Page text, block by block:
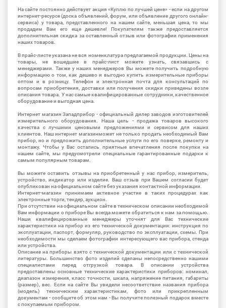
На сайте постоянно действует акция «Куплю по лучшей цене» - если на другом
интернет-ресурсе (доска объявлений, форум, или объявление другого онлайн-
сервиса) у товара, представленного на нашем сайте, меньшая цена, то мы
продадим Вам его еще дешевле! Покупателям также предоставляется
дополнительная скидка за оставленный отзыв или фотографии применения
наших товаров.
В прайс-листе указана не вся номенклатура предлагаемой продукции. Цены на
товары, не вошедшие в прайс-лист можете узнать, связавшись с
менеджерами. Также у наших менеджеров Вы можете получить подробную
информацию о том, как дешево и выгодно купить измерительные приборы
оптом и в розницу. Телефон и электронная почта для консультаций по
вопросам приобретения, доставки или получения скидки приведены возле
описания товара. У нас самые квалифицированные сотрудники, качественное
оборудование и выгодная цена.
Интернет магазин Западприбор - официальный дилер заводов изготовителей
измерительного оборудования. Наша цель - продажа товаров высокого
качества с лучшими ценовыми предложениями и сервисом для наших
клиентов. Наш интернет магазинможет не только продать необходимый Вам
прибор, но и предложить дополнительные услуги по его поверке, ремонту и
монтажу. Чтобы у Вас остались приятные впечатления после покупки на
нашем сайте, мы предусмотрели специальные гарантированные подарки к
самым популярным товарам.
Вы можете оставить отзывы на приобретенный у нас прибор, измеритель,
устройство, индикатор или изделие. Ваш отзыв при Вашем согласии будет
опубликован на официальном сайте без указания контактной информации.
Интернет-магазин принимаем активное участие в таких процедурах как
электронные торги, тендер, аукцион.
При отсутствии на официальном сайте в техническом описании необходимой
Вам информации о приборе Вы всегда можете обратиться к нам за помощью.
Наши квалифицированные менеджеры уточнят для Вас технические
характеристики на прибор из его технической документации: инструкция по
эксплуатации, паспорт, формуляр, руководство по эксплуатации, схемы. При
необходимости мы сделаем фотографии интересующего вас прибора, стенда
или устройства.
Описание на приборы взято с технической документации или с технической
литературы. Большинство фото изделий сделаны непосредственно нашими
специалистами перед отгрузкой товара. В описании устройства
предоставлены основные технические характеристики приборов: номинал,
диапазон измерения, класс точности, шкала, напряжение питания, габариты
(размер), вес. Если на сайте Вы увидели несоответствие названия прибора
(модель) техническим характеристикам, фото или прикрепленным
документам - сообщите об этом нам - Вы получите полезный подарок вместе
с покупаемым прибором.